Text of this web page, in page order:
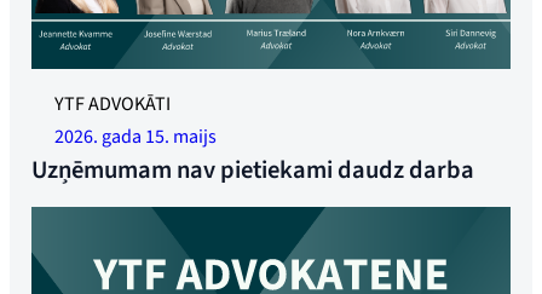
YTF ADVOKĀTI
2026. gada 15. maijs
Uzņēmumam nav pietiekami daudz darba